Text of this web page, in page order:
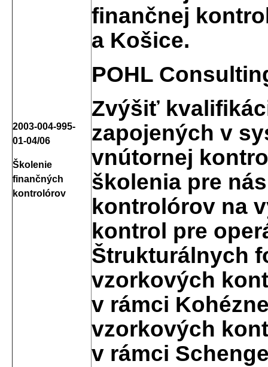
2003-004-995-
01-04/06
Školenie
finančných
kontrolórov
finančnej
a Košice.
POHL
Zvýšiť
zapojených v
vnútornej
školenia pre
kontrolórov na
kontrol pre
Štrukturálnych
vzorkových
v rámci
vzorkových
v rámci